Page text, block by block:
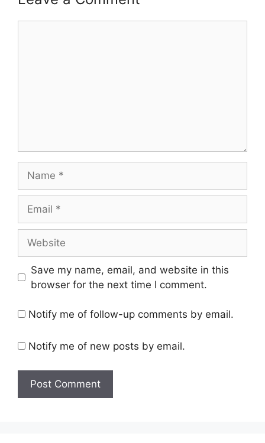
Save my name, email, and website in this
browser for the next time I comment.
Notify me of follow-up comments by email.
Notify me of new posts by email.